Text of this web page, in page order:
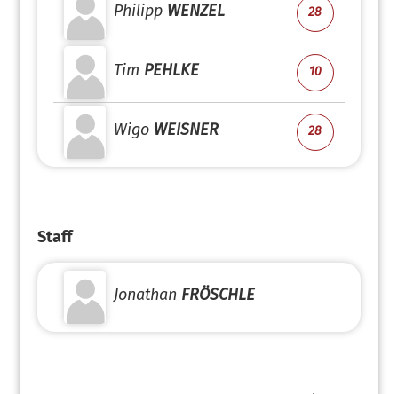
Philipp WENZEL 28
Tim PEHLKE 10
Wigo WEISNER 28
Staff
Jonathan FRÖSCHLE